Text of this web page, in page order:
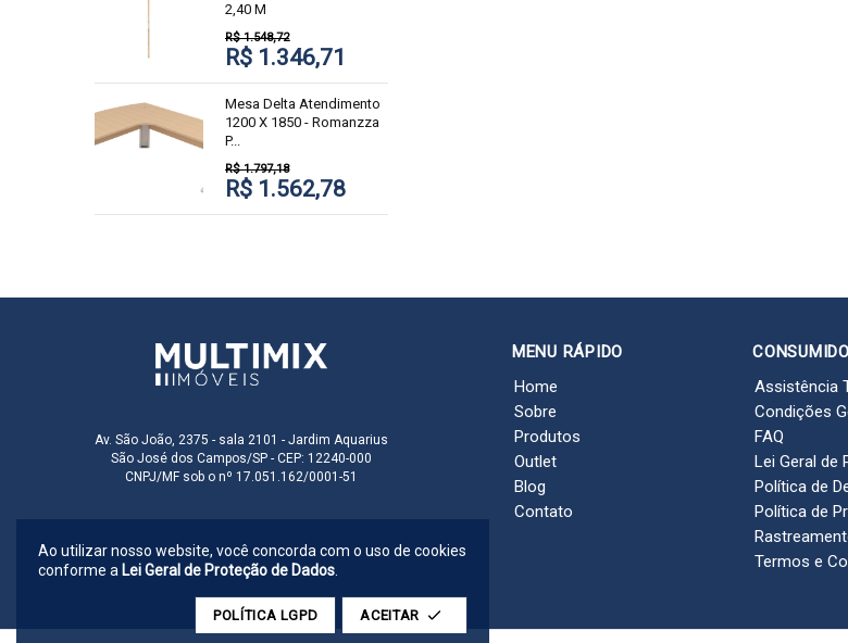
2,40 M
R$ 1.548,72
R$ 1.346,71
Mesa Delta Atendimento
1200 X 1850 - Romanzza
P...
R$ 1.797,18
R$ 1.562,78
Av. São João, 2375 - sala 2101 - Jardim Aquarius
São José dos Campos/SP - CEP: 12240-000
CNPJ/MF sob o nº 17.051.162/0001-51
MENU RÁPIDO
Home
Sobre
Produtos
Outlet
Blog
Contato
Assistência
Condições
FAQ
Lei Geral de
Política de
Política de
Termos e
Ao utilizar nosso website, você concorda com o uso de cookies
conforme a Lei Geral de Proteção de Dados
POLÍTICA LGPD ACEITAR